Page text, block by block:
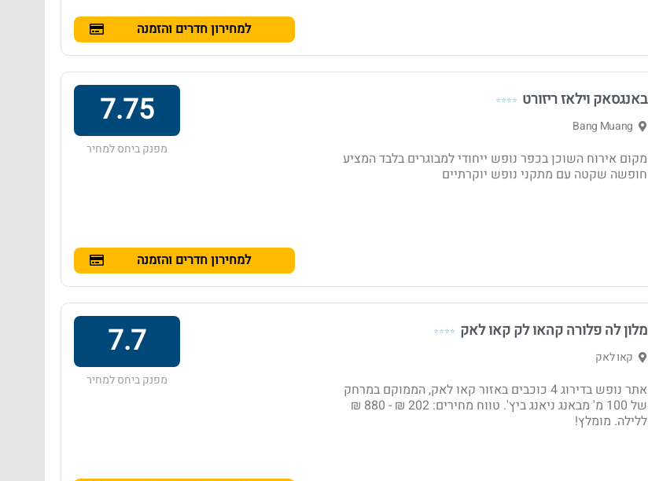
למחירון חדרים והזמנה
באנגסאק וילאז ריזורט ⭐⭐⭐⭐
Bang Muang
מקום אירוח השוכן בכפר נופש ייחודי למבוגרים בלבד המציע
חופשה שקטה עם מתקני נופש יוקרתיים
7.75
מפנק ביחס למחיר
למחירון חדרים והזמנה
מלון לה פלורה קהאו לק קאו לאק ⭐⭐⭐⭐
קאו לאק
אתר נופש בדירוג 4 כוכבים באזור קאו לאק, הממוקם במרחק
של 100 מ' מבאנג ניאנג ביץ'. טווח מחירים: 202 ₪ - 880 ₪
ללילה. מומלץ!
7.7
מפנק ביחס למחיר